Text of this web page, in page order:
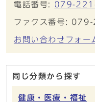
電話番号: 079-
ファクス番号:
お問い合わせフォー
同じ分類から探す
健康・医療・福祉